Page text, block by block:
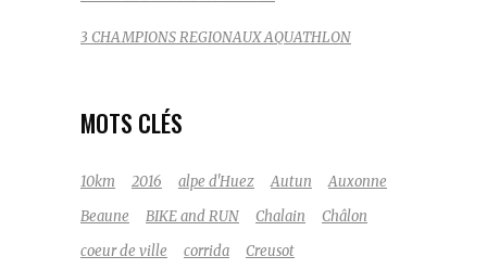
3 CHAMPIONS REGIONAUX AQUATHLON
MOTS CLÉS
10km 2016 alpe d'Huez Autun
Auxonne
Beaune
BIKE and RUN Chalain
Châlon
coeur de ville
corrida
Creusot